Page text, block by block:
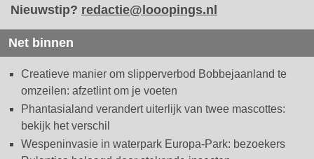
Nieuwstip? redactie@looopings.nl
Net binnen
Creatieve manier om slipperverbod Bobbejaanland te
omzeilen: afzetlint om je voeten
Phantasialand verandert uiterlijk van twee mascottes:
bekijk het verschil
Wespeninvasie in waterpark Europa-Park: bezoekers